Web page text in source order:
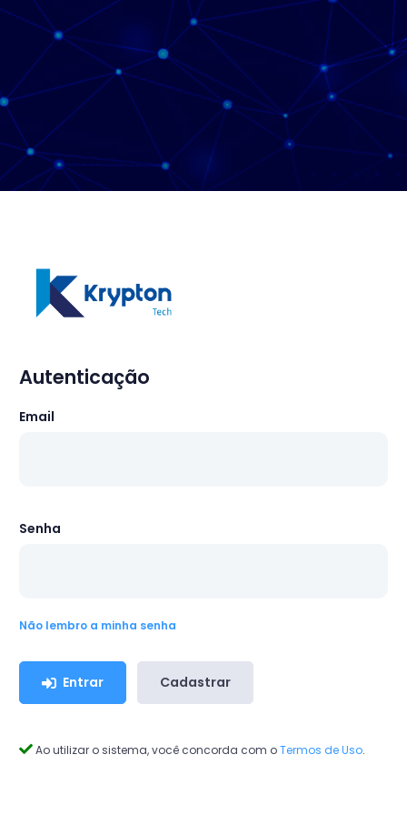
Autenticação
Email
Senha
Não lembro a minha senha
Entrar Cadastrar
Ao utilizar o sistema, você concorda com oTermos de Uso.